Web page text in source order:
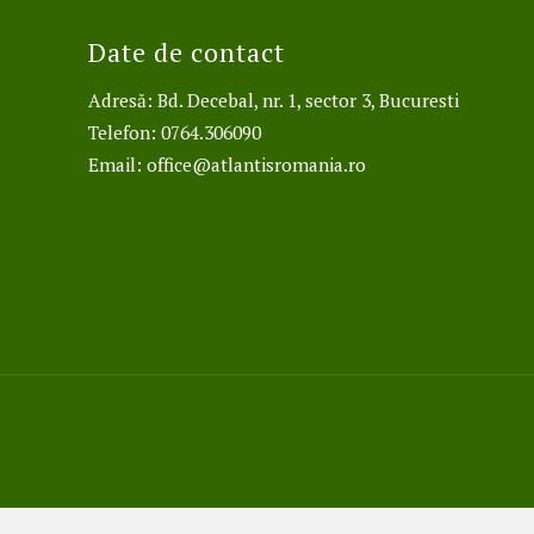
Date de contact
Adresă: Bd. Decebal, nr. 1, sector 3, Bucuresti
Telefon: 0764.306090
Email: office@atlantisromania.ro